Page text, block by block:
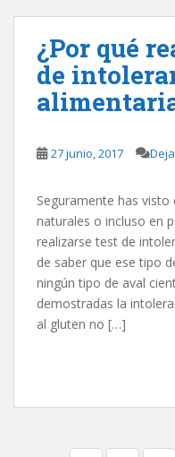
¿Por qué
de
27 junio, 2017
Seguramente has
naturales o incluso en
realizarse test de
de saber que ese tipo
ningún tipo de aval
demostradas la
al gluten no […]